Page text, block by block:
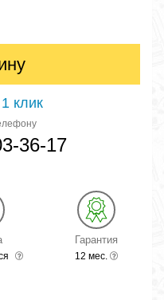
клик
36-17
Гарантия
12 мес.